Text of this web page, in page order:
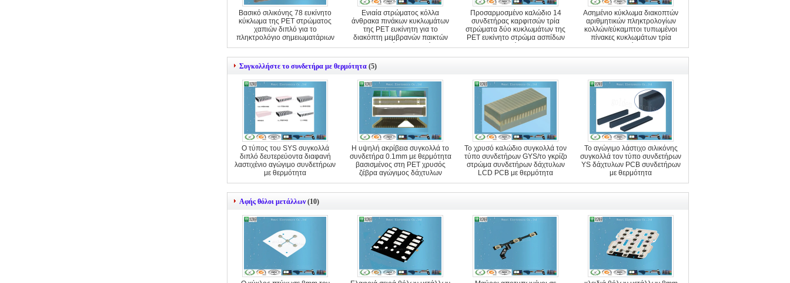
Βασικό σιλικόνης 78 ευκίνητο
κύκλωμα της PET στρώματος
χαπιών διπλό για το
πληκτρολόγιο σημειωματάριων
Ενιαία στρώματος κόλλα
άνθρακα πινάκων κυκλωμάτων
της PET ευκίνητη για το
διακόπτη μεμβρανών παικτών
παιχνιδιών παιχνιδιών
Προσαρμοσμένο καλώδιο 14
συνδετήρας καρφιτσών τρία
στρώματα δύο κυκλωμάτων της
PET ευκίνητο στρώμα ασπίδων
πλευρών ESD
Ασημένιο κύκλωμα διακοπτών
αριθμητικών πληκτρολογίων
κολλών/εύκαμπτοι τυπωμένοι
πίνακες κυκλωμάτων τρία
στρώμα
Συγκολλήστε το συνδετήρα με θερμότητα (5)
Ο τύπος του SYS συγκολλά
διπλό δευτερεύοντα διαφανή
λαστιχένιο αγώγιμο συνδετήρων
με θερμότητα
Η υψηλή ακρίβεια συγκολλά το
συνδετήρα 0.1mm με θερμότητα
βασισμένος στη PET χρυσός
ζέβρα αγώγιμος δάχτυλων
Το χρυσό καλώδιο συγκολλά τον
τύπο συνδετήρων GYS/το γκρίζο
στρώμα συνδετήρων δάχτυλων
LCD PCB με θερμότητα
Το αγώγιμο λάστιχο σιλικόνης
συγκολλά τον τύπο συνδετήρων
YS δάχτυλων PCB συνδετήρων
με θερμότητα
Αφής θόλοι μετάλλων (10)